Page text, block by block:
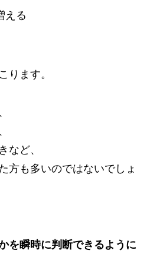
える
ります。
など、
方も多いのではないでしょ
を瞬時に判断できるように